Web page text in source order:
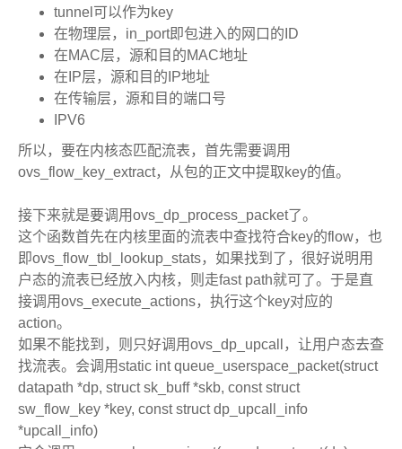
tunnel可以作为key
在物理层，in_port即包进入的网口的ID
在MAC层，源和目的MAC地址
在IP层，源和目的IP地址
在传输层，源和目的端口号
IPV6
所以，要在内核态匹配流表，首先需要调用
ovs_flow_key_extract，从包的正文中提取key的值。
接下来就是要调用ovs_dp_process_packet了。
这个函数首先在内核里面的流表中查找符合key的flow，也
即ovs_flow_tbl_lookup_stats，如果找到了，很好说明用
户态的流表已经放入内核，则走fast path就可了。于是直
接调用ovs_execute_actions，执行这个key对应的
action。
如果不能找到，则只好调用ovs_dp_upcall，让用户态去查
找流表。会调用static int queue_userspace_packet(struct
datapath *dp, struct sk_buff *skb, const struct
sw_flow_key *key, const struct dp_upcall_info
*upcall_info)